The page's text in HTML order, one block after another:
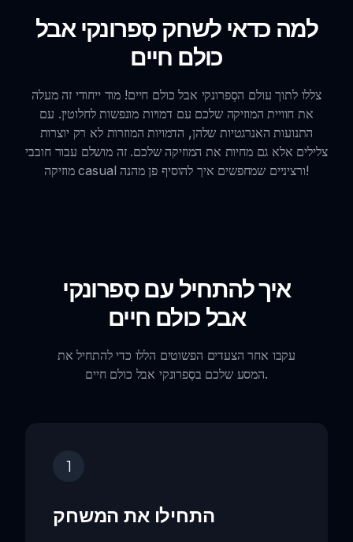
למה כדאי לשחק סְפרונקי אבל
כולם חיים
צללו לתוך עולם הסְפרונקי אבל כולם חיים! מוד ייחודי זה מעלה
את חוויית המוזיקה שלכם עם דמויות מונפשות לחלוטין. עם
התנועות האנרגטיות שלהן, הדמויות המוזרות לא רק יוצרות
צלילים אלא גם מחיות את המוזיקה שלכם. זה מושלם עבור חובבי
מוזיקה casual ורציניים שמחפשים איך להוסיף פן מהנה!
איך להתחיל עם סְפרונקי
אבל כולם חיים
עקבו אחר הצעדים הפשוטים הללו כדי להתחיל את
המסע שלכם בסְפרונקי אבל כולם חיים.
1
התחילו את המשחק